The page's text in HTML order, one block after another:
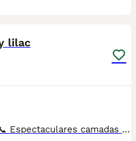
lilac
📞6️⃣4️⃣1️⃣9️⃣2️⃣2️⃣3️⃣9️⃣0️⃣📞📞📞📞 Espectaculares camadas de perritos de machos y hembras de scotish fold y lilac nacionales descendientes de las mejores líneas de sangre. Disponibles tanto hembras como machos. Las camadas están bajo supervisión veterinaria desde su nacimiento hasta que son entregadas a su nueva familia. Criados por un equipo de profesionales y mejores personas que, con más de 20 años de experiencia , cuidan a los animales por vocación, aplicando una cría ética y responsable para que cada cachorro se desarrolle con la mejor salud y con un buen temperamento. Todos los cachorritos se entregan con unos dos meses y medio de edad y sus vacunas correspondientes, desparasitados interna y externamente, con certificado de salud, y garantía tanto por enfermedad vírica como congénito genética. Posibilidad de entregar en toda España mediante transporte propio preparado para animales y con chofer privado. Los precios pueden variar según las características y morfología de cada cachorro. Añádenos al whats app o llámanos, y encantados atenderemos todas tus dudas y consultas. Teléfono / Whats app: 641 92 23 90